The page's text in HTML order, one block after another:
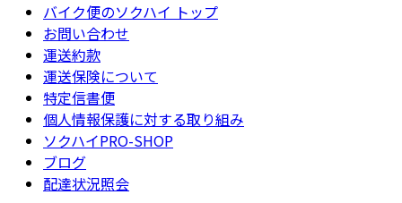
バイク便のソクハイ トップ
お問い合わせ
運送約款
運送保険について
特定信書便
個人情報保護に対する取り組み
ソクハイPRO-SHOP
ブログ
配達状況照会